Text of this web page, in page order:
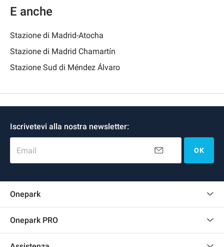
E anche
Stazione di Madrid-Atocha
Stazione di Madrid Chamartín
Stazione Sud di Méndez Álvaro
Iscrivetevi alla nostra newsletter:
Email OK
Onepark
Onepark PRO